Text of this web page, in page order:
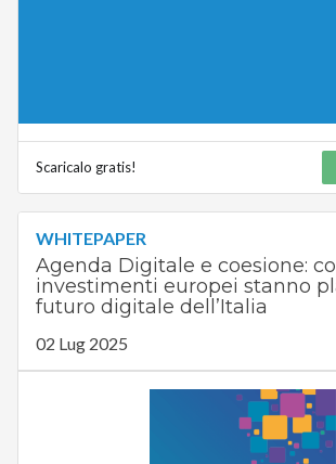
Scaricalo gratis!
WHITEPAPER
Agenda Digitale e coesione:
investimenti europei stanno
futuro digitale dell’Italia
02 Lug 2025